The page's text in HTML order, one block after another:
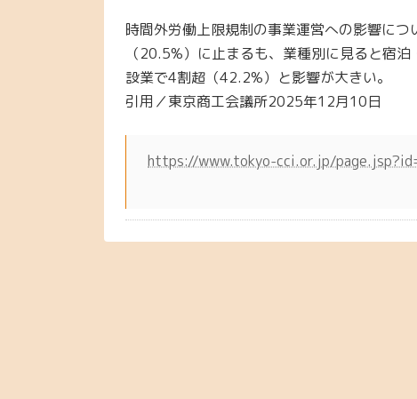
時間外労働上限規制の事業運営への影響に
（20.5%）に止まるも、業種別に見ると宿
設業で4割超（42.2%）と影響が大きい。
引用／東京商工会議所2025年12月10日
https://www.tokyo-cci.or.jp/